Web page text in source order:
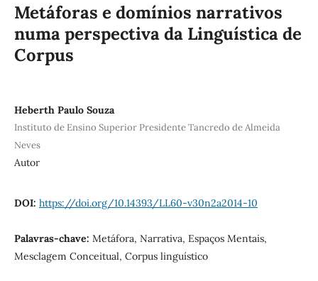
Metáforas e domínios narrativos
numa perspectiva da Linguística de
Corpus
Heberth Paulo Souza
Instituto de Ensino Superior Presidente Tancredo de Almeida
Neves
Autor
DOI: https://doi.org/10.14393/LL60-v30n2a2014-10
Palavras-chave: Metáfora, Narrativa, Espaços Mentais,
Mesclagem Conceitual, Corpus linguístico